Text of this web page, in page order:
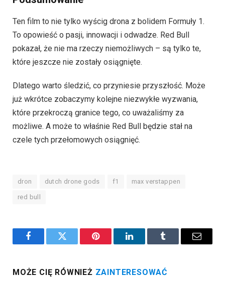
Ten film to nie tylko wyścig drona z bolidem Formuły 1.
To opowieść o pasji, innowacji i odwadze. Red Bull
pokazał, że nie ma rzeczy niemożliwych – są tylko te,
które jeszcze nie zostały osiągnięte.
Dlatego warto śledzić, co przyniesie przyszłość. Może
już wkrótce zobaczymy kolejne niezwykłe wyzwania,
które przekroczą granice tego, co uważaliśmy za
możliwe. A może to właśnie Red Bull będzie stał na
czele tych przełomowych osiągnięć.
dron dutch drone gods f1 max verstappen
red bull
FacebookTwitter Pinterest LinkedInTumblr Email
MOŻE CIĘ RÓWNIEŻ ZAINTERESOWAĆ